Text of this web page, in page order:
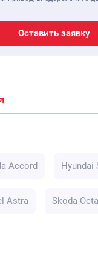
Оставить заявку
Accord Hyundai
Astra Skoda